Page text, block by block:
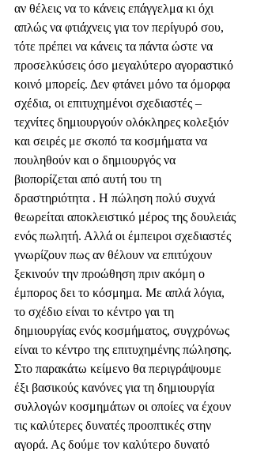
αν θέλεις να το κάνεις επάγγελμα κι όχι
απλώς να φτιάχνεις για τον περίγυρό σου,
τότε πρέπει να κάνεις τα πάντα ώστε να
προσελκύσεις όσο μεγαλύτερο αγοραστικό
κοινό μπορείς. Δεν φτάνει μόνο τα όμορφα
σχέδια, οι επιτυχημένοι σχεδιαστές –
τεχνίτες δημιουργούν ολόκληρες κολεξιόν
και σειρές με σκοπό τα κοσμήματα να
πουληθούν και ο δημιουργός να
βιοπορίζεται από αυτή του τη
δραστηριότητα . Η πώληση πολύ συχνά
θεωρείται αποκλειστικό μέρος της δουλειάς
ενός πωλητή. Αλλά οι έμπειροι σχεδιαστές
γνωρίζουν πως αν θέλουν να επιτύχουν
ξεκινούν την προώθηση πριν ακόμη ο
έμπορος δει το κόσμημα. Με απλά λόγια,
το σχέδιο είναι το κέντρο γαι τη
δημιουργίας ενός κοσμήματος, συγχρόνως
είναι το κέντρο της επιτυχημένης πώλησης.
Στο παρακάτω κείμενο θα περιγράψουμε
έξι βασικούς κανόνες για τη δημιουργία
συλλογών κοσμημάτων οι οποίες να έχουν
τις καλύτερες δυνατές προοπτικές στην
αγορά. Ας δούμε τον καλύτερο δυνατό